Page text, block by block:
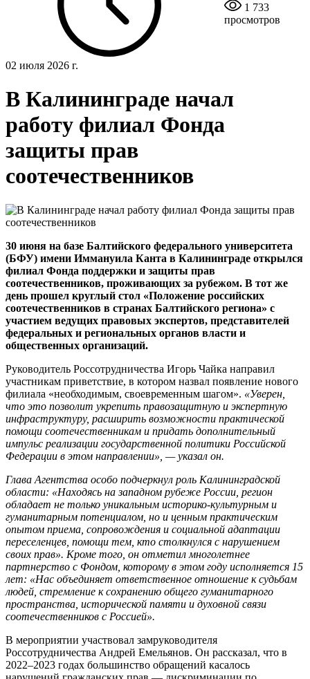
02 июля 2026 г.
1 733
просмотров
В Калининграде начал
работу филиал Фонда
защиты прав
соотечественников
30 июня на базе Балтийского федерального университета
(БФУ) имени Иммануила Канта в Калининграде открылся
филиал Фонда поддержки и защиты прав
соотечественников, проживающих за рубежом. В тот же
день прошел круглый стол «Положение российских
соотечественников в странах Балтийского региона» с
участием ведущих правовых экспертов, представителей
федеральных и региональных органов власти и
общественных организаций.
Руководитель Россотрудничества Игорь Чайка направил
участникам приветствие, в котором назвал появление нового
филиала «необходимым, своевременным шагом». «Уверен,
что это позволит укрепить правозащитную и экспертную
инфраструктуру, расширить возможности практической
помощи соотечественникам и придать дополнительный
импульс реализации государственной политики Российской
Федерации в этом направлении», — указал он.
Глава Агентства особо подчеркнул роль Калининградской
области: «Находясь на западном рубеже России, регион
обладает не только уникальным историко-культурным и
гуманитарным потенциалом, но и ценным практическим
опытом приема, сопровождения и социальной адаптации
переселенцев, помощи тем, кто столкнулся с нарушением
своих прав». Кроме того, он отметил многолетнее
партнерство с Фондом, которому в этом году исполняется 15
лет: «Нас объединяет ответственное отношение к судьбам
людей, стремление к сохранению общего гуманитарного
пространства, исторической памяти и духовной связи
соотечественников с Россией».
В мероприятии участвовал замруководителя
Россотрудничества Андрей Емельянов. Он рассказал, что в
2022–2023 годах большинство обращений касалось